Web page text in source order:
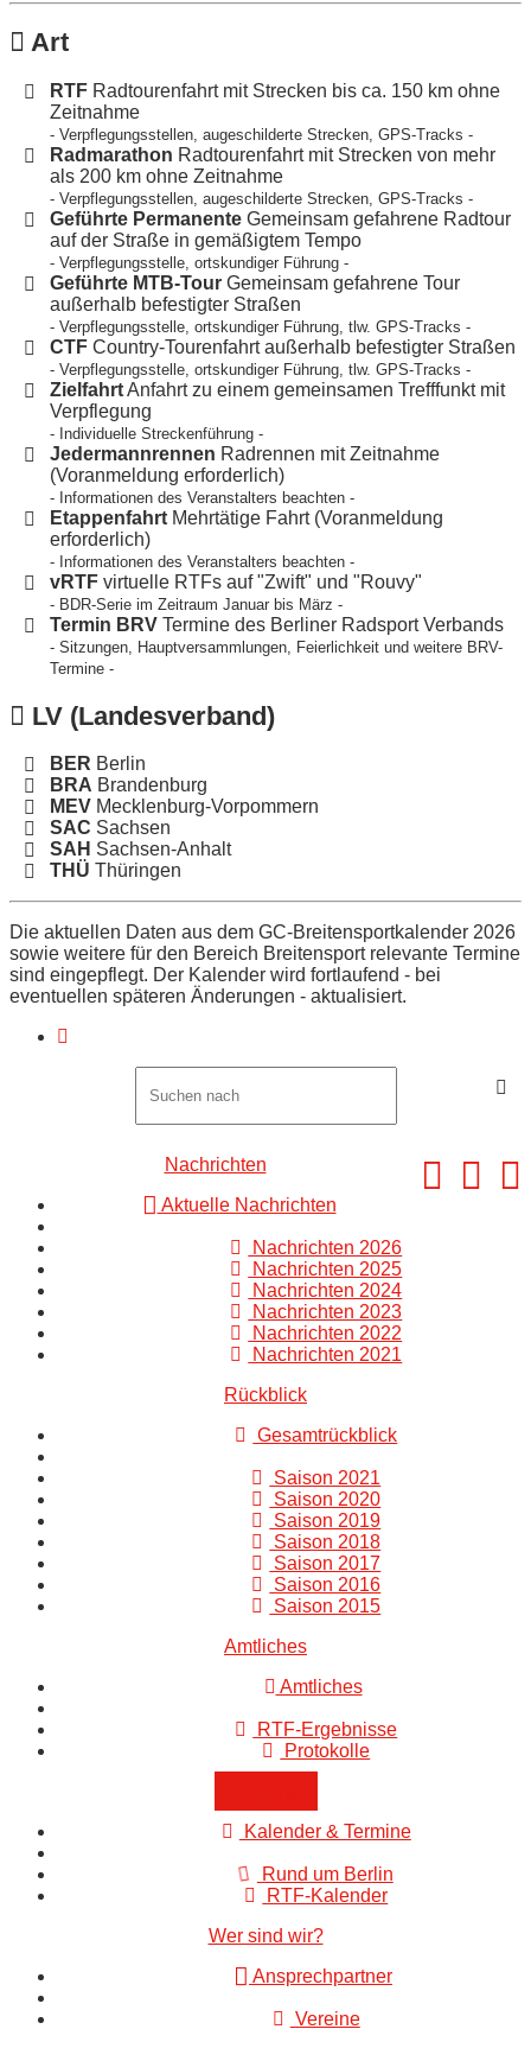
Art
RTF Radtourenfahrt mit Strecken bis ca. 150 km ohne
Zeitnahme
- Verpflegungsstellen, augeschilderte Strecken, GPS-Tracks -
Radmarathon Radtourenfahrt mit Strecken von mehr
als 200 km ohne Zeitnahme
- Verpflegungsstellen, augeschilderte Strecken, GPS-Tracks -
Geführte Permanente Gemeinsam gefahrene Radtour
auf der Straße in gemäßigtem Tempo
- Verpflegungsstelle, ortskundiger Führung -
Geführte MTB-Tour Gemeinsam gefahrene Tour
außerhalb befestigter Straßen
- Verpflegungsstelle, ortskundiger Führung, tlw. GPS-Tracks -
CTF Country-Tourenfahrt außerhalb befestigter Straßen
- Verpflegungsstelle, ortskundiger Führung, tlw. GPS-Tracks -
ZielfahrtAnfahrt zu einem gemeinsamen Trefffunkt mit
Verpflegung
- Individuelle Streckenführung -
Jedermannrennen Radrennen mit Zeitnahme
(Voranmeldung erforderlich)
- Informationen des Veranstalters beachten -
Etappenfahrt Mehrtätige Fahrt (Voranmeldung
erforderlich)
- Informationen des Veranstalters beachten -
vRTF virtuelle RTFs auf "Zwift" und "Rouvy"
- BDR-Serie im Zeitraum Januar bis März -
Termin BRV Termine des Berliner Radsport Verbands
- Sitzungen, Hauptversammlungen, Feierlichkeit und weitere BRV-
Termine -
LV (Landesverband)
BER Berlin
BRA Brandenburg
MEV Mecklenburg-Vorpommern
SAC Sachsen
SAH Sachsen-Anhalt
THÜ Thüringen
Die aktuellen Daten aus dem GC-Breitensportkalender 2026
sowie weitere für den Bereich Breitensport relevante Termine
sind eingepflegt. Der Kalender wird fortlaufend - bei
eventuellen späteren Änderungen - aktualisiert.
Nachrichten
Aktuelle Nachrichten
Nachrichten 2026
Nachrichten 2025
Nachrichten 2024
Nachrichten 2023
Nachrichten 2022
Nachrichten 2021
Rückblick
Gesamtrückblick
Saison 2021
Saison 2020
Saison 2019
Saison 2018
Saison 2017
Saison 2016
Saison 2015
Amtliches
Amtliches
RTF-Ergebnisse
Protokolle
Kalender & Termine
Rund um Berlin
RTF-Kalender
Wer sind wir?
Ansprechpartner
Vereine